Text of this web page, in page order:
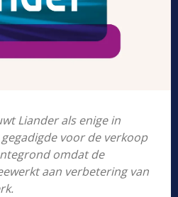
Liander als enige in
voor de verkoop
omdat de
aan verbetering van